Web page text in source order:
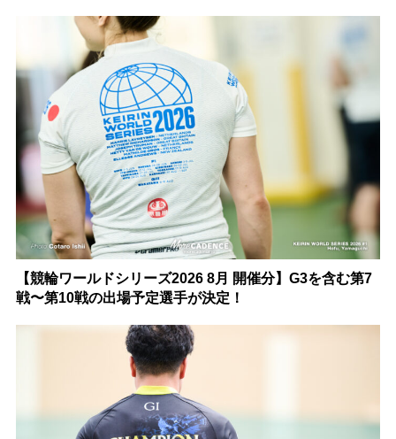
【競輪ワールドシリーズ2026 8月 開催分】G3を含む第7
戦〜第10戦の出場予定選手が決定！